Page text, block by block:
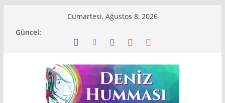
Cumartesi, Ağustos 8, 2026
Güncel: